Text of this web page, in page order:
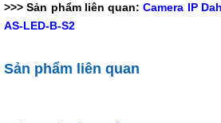
>>> Sản phẩm liên quan:Camera IP
AS-LED-B-S2
Sản phẩm liên quan